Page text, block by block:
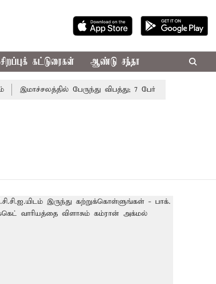
சிறப்புக் கட்டுரைகள் ஆண்டு சந்தா
இமாச்சலத்தில் பேருந்து விபத்து; 7 பேர் பலி - பிரதமர்